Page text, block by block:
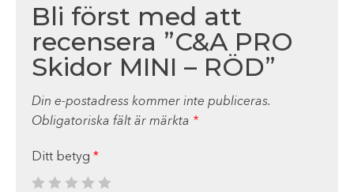
Bli först med att
recensera ”C&A PRO
Skidor MINI – RÖD”
Din e-postadress kommer inte publiceras.
Obligatoriska fält är märkta *
Ditt betyg *